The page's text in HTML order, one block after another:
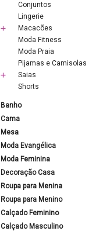
Conjuntos
Lingerie
Macacões
Moda Fitness
Moda Praia
Pijamas e Camisolas
Saias
Shorts
Banho
Cama
Mesa
Moda Evangélica
Moda Feminina
Decoração Casa
Roupa para Menina
Roupa para Menino
Calçado Feminino
Calçado Masculino